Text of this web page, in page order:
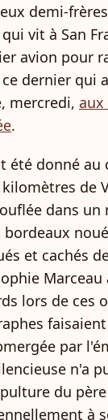
demi-
vit à San
avion pour
dernier qui
mercredi,
.
été donné
de
dans un
et cachés
lors de ces
par
n'a
du
à